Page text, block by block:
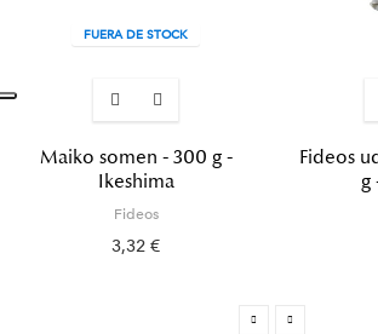
FUERA DE STOCK
Maiko somen - 300 g -
Ikeshima
Fideos
3,32 €
Fideos
g